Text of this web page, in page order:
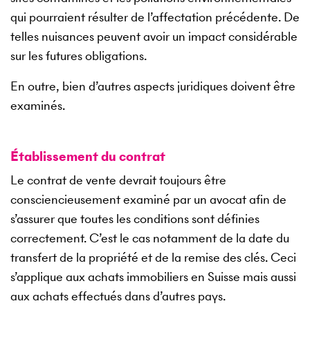
qui pourraient résulter de l’affectation précédente. De
telles nuisances peuvent avoir un impact considérable
sur les futures obligations.
En outre, bien d’autres aspects juridiques doivent être
examinés.
Établissement du contrat
Le contrat de vente devrait toujours être
consciencieusement examiné par un avocat afin de
s’assurer que toutes les conditions sont définies
correctement. C’est le cas notamment de la date du
transfert de la propriété et de la remise des clés. Ceci
s’applique aux achats immobiliers en Suisse mais aussi
aux achats effectués dans d’autres pays.